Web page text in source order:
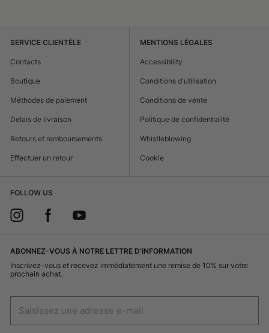
SERVICE CLIENTÈLE
Contacts
Boutique
Méthodes de paiement
Delais de livraison
Retours et remboursements
Effectuer un retour
MENTIONS LÉGALES
Accessibility
Conditions d'utilisation
Conditions de vente
Politique de confidentialité
Whistleblowing
Cookie
FOLLOW US
ABONNEZ-VOUS À NOTRE LETTRE D'INFORMATION
Inscrivez-vous et recevez immédiatement une remise de 10% sur votre
prochain achat.